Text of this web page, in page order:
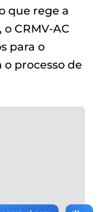
que rege a
CRMV-AC
para o
processo de